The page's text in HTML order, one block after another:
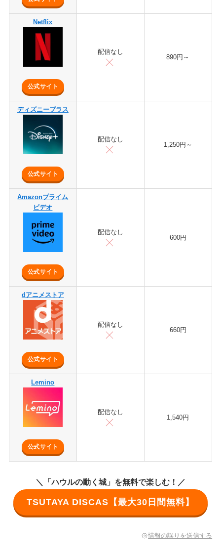
Netflix
公式サイト
配信なし
890円～
ディズニープラス
公式サイト
配信なし
1,250円～
Amazonプライム
ビデオ
公式サイト
配信なし
600円
dアニメストア
公式サイト
配信なし
660円
Lemino
公式サイト
配信なし
1,540円
＼「ハウルの動く城」を無料で楽しむ！／
TSUTAYA DISCAS【最大30日間無料】
情報の誤りを送信する